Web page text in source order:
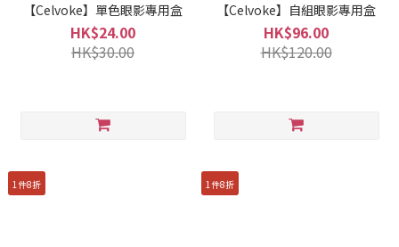
【Celvoke】單色眼影專用盒
HK$24.00
HK$30.00
【Celvoke】自組眼影專用盒
HK$96.00
HK$120.00
1件8折 1件8折